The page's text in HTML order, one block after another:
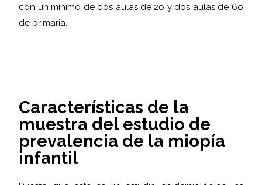
con un mínimo de dos aulas de 2o y dos aulas de 6o
de primaria.
Características de la
muestra del estudio de
prevalencia de la miopía
infantil